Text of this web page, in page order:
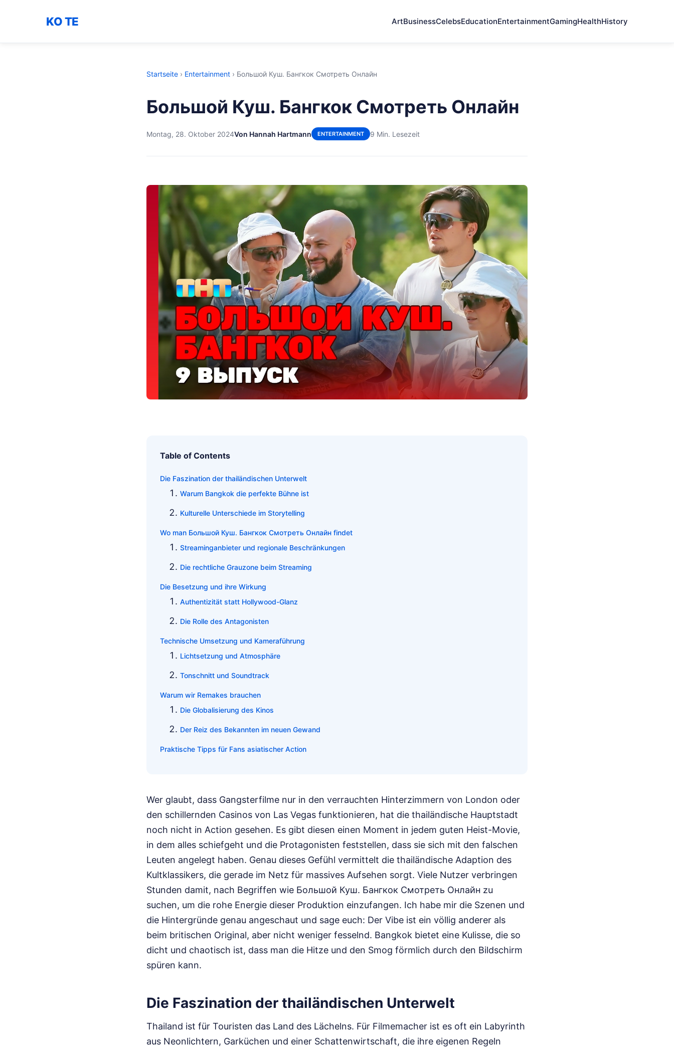
KO TE ArtBusinessCelebsEducationEntertainmentGamingHealthHistory
Startseite › Entertainment › Большой Куш. Бангкок Смотреть Онлайн
Большой Куш. Бангкок Смотреть Онлайн
Montag, 28. Oktober 2024Von Hannah Hartmann ENTERTAINMENT 9 Min. Lesezeit
Table of Contents
Die Faszination der thailändischen Unterwelt
Warum Bangkok die perfekte Bühne ist
Kulturelle Unterschiede im Storytelling
Wo man Большой Куш. Бангкок Смотреть Онлайн findet
Streaminganbieter und regionale Beschränkungen
Die rechtliche Grauzone beim Streaming
Die Besetzung und ihre Wirkung
Authentizität statt Hollywood-Glanz
Die Rolle des Antagonisten
Technische Umsetzung und Kameraführung
Lichtsetzung und Atmosphäre
Tonschnitt und Soundtrack
Warum wir Remakes brauchen
Die Globalisierung des Kinos
Der Reiz des Bekannten im neuen Gewand
Praktische Tipps für Fans asiatischer Action
Wer glaubt, dass Gangsterfilme nur in den verrauchten Hinterzimmern von London oder
den schillernden Casinos von Las Vegas funktionieren, hat die thailändische Hauptstadt
noch nicht in Action gesehen. Es gibt diesen einen Moment in jedem guten Heist-Movie,
in dem alles schiefgeht und die Protagonisten feststellen, dass sie sich mit den falschen
Leuten angelegt haben. Genau dieses Gefühl vermittelt die thailändische Adaption des
Kultklassikers, die gerade im Netz für massives Aufsehen sorgt. Viele Nutzer verbringen
Stunden damit, nach Begriffen wie Большой Куш. Бангкок Смотреть Онлайн zu
suchen, um die rohe Energie dieser Produktion einzufangen. Ich habe mir die Szenen und
die Hintergründe genau angeschaut und sage euch: Der Vibe ist ein völlig anderer als
beim britischen Original, aber nicht weniger fesselnd. Bangkok bietet eine Kulisse, die so
dicht und chaotisch ist, dass man die Hitze und den Smog förmlich durch den Bildschirm
spüren kann.
Die Faszination der thailändischen Unterwelt
Thailand ist für Touristen das Land des Lächelns. Für Filmemacher ist es oft ein Labyrinth
aus Neonlichtern, Garküchen und einer Schattenwirtschaft, die ihre eigenen Regeln